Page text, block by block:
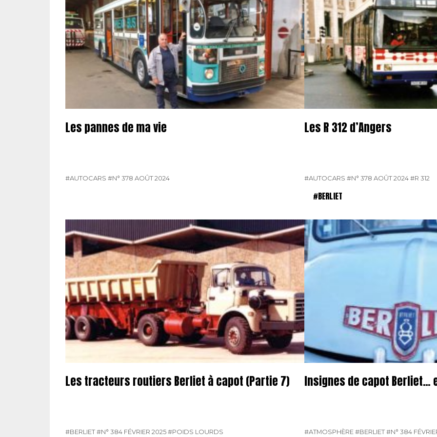
Les pannes de ma vie
#AUTOCARS #N° 378 AOÛT 2024
Les R 312 d’Angers
#AUTOCARS #N° 378 AOÛT 2024#R 312
#BERLIET
Les tracteurs routiers Berliet à capot (Partie 7)
#BERLIET#N° 384 FÉVRIER 2025#POIDS LOURDS
Insignes de capot Berliet…
#ATMOSPHÈRE#BERLIET#N° 384